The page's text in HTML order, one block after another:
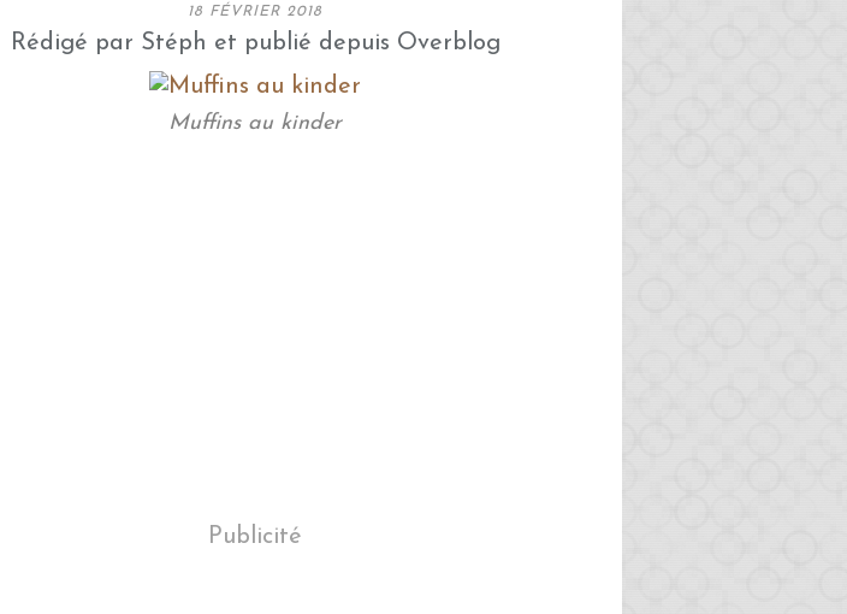
18 FÉVRIER 2018
Rédigé par Stéph et publié depuis Overblog
Muffins au kinder
Publicité